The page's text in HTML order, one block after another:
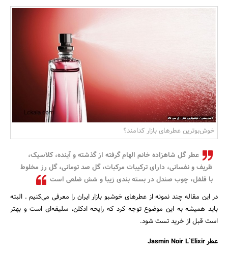
مسکن و ساختمان
خوش‌بوترین عطرهای بازار کدامند؟
عطر گل شاهزاده خانم الهام گرفته از گذشته و آینده، کلاسیک،
ظریف و نفسانی، دارای ترکیبات مرکبات، گل صد تومانی، گل رز مخلوط
با فلفل، چوب صندل در بسته بندی زیبا و شش ضلعی است
در این مقاله چند نمونه از عطرهای خوشبو بازار ایران را معرفی می‌کنیم . البته
باید همیشه به این موضوع توجه کرد که رایحه ادکلن، سلیقه‌ای است و بهتر
است قبل از خرید تست شود.
عطر Jasmin Noir L`Elixir